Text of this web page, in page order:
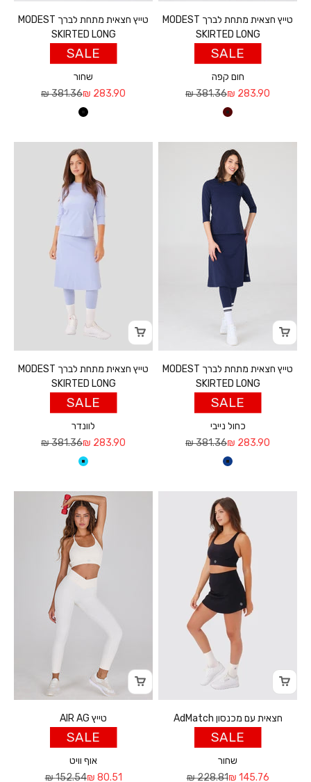
טייץ חצאית מתחת לברך MODEST
SKIRTED LONG
SALE
חום קפה
מחיר מבצע
283.90 ₪ מחיר רגיל
381.36 ₪
חום קפה
טייץ חצאית מתחת לברך MODEST
SKIRTED LONG
SALE
שחור
מחיר מבצע
283.90 ₪ מחיר רגיל
381.36 ₪
שחור
טייץ חצאית מתחת לברך MODEST
SKIRTED LONG
SALE
כחול נייבי
מחיר מבצע
283.90 ₪ מחיר רגיל
381.36 ₪
כחול נייבי
טייץ חצאית מתחת לברך MODEST
SKIRTED LONG
SALE
לוונדר
מחיר מבצע
283.90 ₪ מחיר רגיל
381.36 ₪
לוונדר
חצאית עם מכנסון AdMatch
SALE
שחור
מחיר מבצע
145.76 ₪ מחיר רגיל
228.81 ₪
טייץ AIR AG
SALE
אוף וויט
מחיר מבצע
80.51 ₪ מחיר רגיל
152.54 ₪